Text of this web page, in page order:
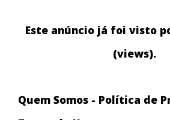
Este anúncio já foi visto
(views).
Quem Somos - Política de